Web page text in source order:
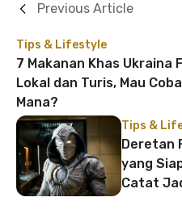
Tips & Lifestyle
7 Makanan Khas Ukraina
Lokal dan Turis, Mau
Mana?
Previous Article
Tips &
Deretan
yang
Catat